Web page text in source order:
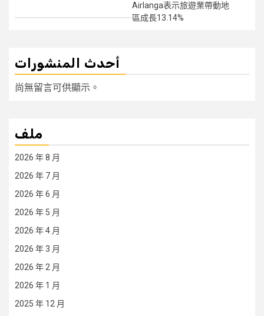
Airlanga表示旅遊業帶動地
區成長13.14%
أحدث المنشورات
尚無留言可供顯示。
ملف
2026 年 8 月
2026 年 7 月
2026 年 6 月
2026 年 5 月
2026 年 4 月
2026 年 3 月
2026 年 2 月
2026 年 1 月
2025 年 12 月